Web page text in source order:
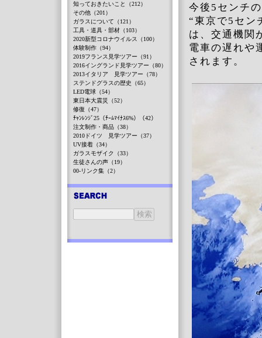
今後5センチ
“東京で5セン
は、交通機関
電車の遅れや
されます。
知っておきたいこと（212）
その他（201）
ガラスについて（121）
工具・道具・部材（103）
2020新型コロナウイルス（100）
体験制作（94）
2019フランス見学ツアー（91）
2016イングランド見学ツアー（80）
2013イタリア 見学ツアー（78）
ステンドグラスの歴史（65）
LED電球（54）
東日本大震災（52）
修復（47）
ﾁｬﾝﾚﾝｼﾞ25（ﾁｰﾑﾏｲﾅｽ6%）（42）
注文制作・商品（38）
2010ドイツ 見学ツアー（37）
UV接着（34）
ガラスモザイク（33）
生徒さんの声（19）
00-リンク集（2）